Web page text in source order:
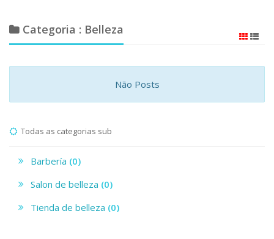
Categoria : Belleza
Não Posts
Todas as categorias sub
Barbería
(0)
Salon de belleza
(0)
Tienda de belleza
(0)